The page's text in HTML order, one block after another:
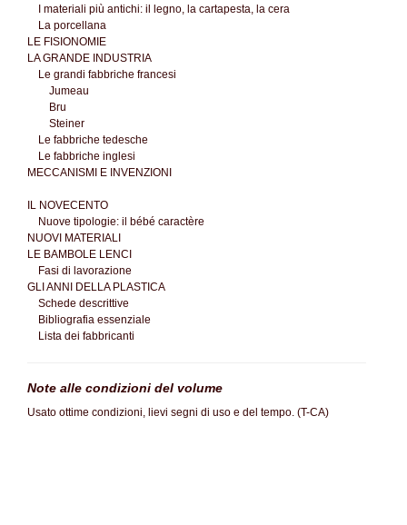
I materiali più antichi: il legno, la cartapesta, la cera
La porcellana
LE FISIONOMIE
LA GRANDE INDUSTRIA
Le grandi fabbriche francesi
Jumeau
Bru
Steiner
Le fabbriche tedesche
Le fabbriche inglesi
MECCANISMI E INVENZIONI
IL NOVECENTO
Nuove tipologie: il bébé caractère
NUOVI MATERIALI
LE BAMBOLE LENCI
Fasi di lavorazione
GLI ANNI DELLA PLASTICA
Schede descrittive
Bibliografia essenziale
Lista dei fabbricanti
Note alle condizioni del volume
Usato ottime condizioni, lievi segni di uso e del tempo. (T-CA)